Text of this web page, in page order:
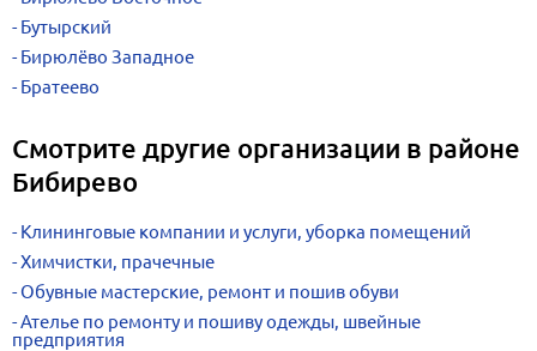
Бутырский
Бирюлёво Западное
Братеево
Смотрите другие организации в районе
Бибирево
Клининговые компании и услуги, уборка помещений
Химчистки, прачечные
Обувные мастерские, ремонт и пошив обуви
Ателье по ремонту и пошиву одежды, швейные
предприятия